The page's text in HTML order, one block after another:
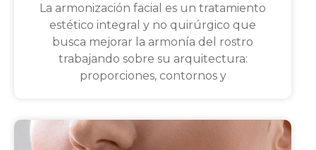
La armonización facial es un tratamiento
estético integral y no quirúrgico que
busca mejorar la armonía del rostro
trabajando sobre su arquitectura:
proporciones, contornos y